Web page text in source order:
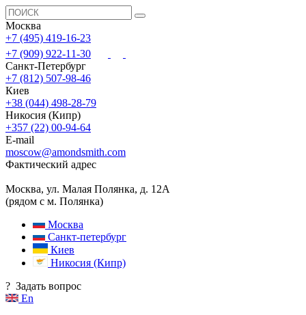
Москва
+7 (495) 419-16-23
+7 (909) 922-11-30
Санкт-Петербург
+7 (812) 507-98-46
Киев
+38 (044) 498-28-79
Никосия (Кипр)
+357 (22) 00-94-64
E-mail
moscow@amondsmith.com
Фактический адрес
Москва, ул. Малая Полянка, д. 12А
(рядом с м. Полянка)
Москва
Санкт-петербург
Киев
Никосия (Кипр)
? Задать вопрос
En